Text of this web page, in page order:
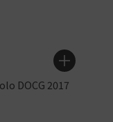
DOCG 2017